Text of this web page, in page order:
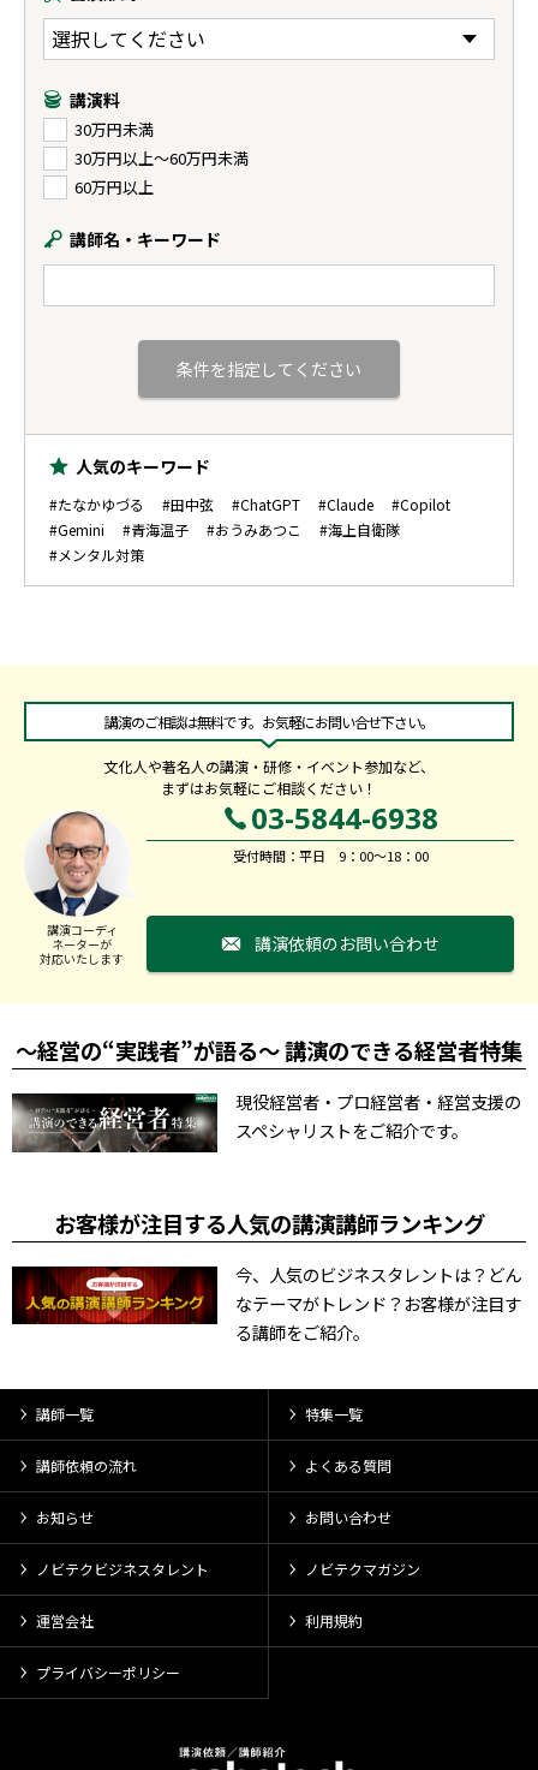
講演料
30万円未満
30万円以上〜60万円未満
60万円以上
講師名・キーワード
人気のキーワード
#たなかゆづる #田中弦 #ChatGPT #Claude
#Copilot
#Gemini
#青海温子 #おうみあつこ
#海上自衛隊
#メンタル対策
講演のご相談は無料です。お気軽にお問い合せ下さい。
文化人や著名人の講演・研修・イベント参加など、
まずはお気軽にご相談ください！
講演コーディ
ネーターが
対応いたします
03-5844-6938
受付時間：平日 9：00～18：00
講演依頼のお問い合わせ
～経営の“実践者”が語る～ 講演のできる経営者特集
現役経営者・プロ経営者・経営支援の
スペシャリストをご紹介です。
お客様が注目する人気の講演講師ランキング
今、人気のビジネスタレントは？どん
なテーマがトレンド？お客様が注目す
る講師をご紹介。
講師一覧 特集一覧
講師依頼の流れ よくある質問
お知らせ お問い合わせ
ノビテクビジネスタレント ノビテクマガジン
運営会社 利用規約
プライバシーポリシー